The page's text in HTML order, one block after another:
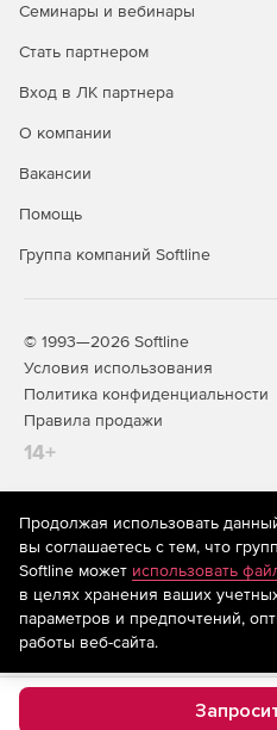
Семинары и вебинары
Стать партнером
Вход в ЛК партнера
О компании
Вакансии
Помощь
Группа компаний Softline
© 1993—2026 Softline
Условия использования
Политика конфиденциальности
Правила продажи
14+
На информационном ресурсе
рекомендательные технологии
предоставления информации на
систематизации и анализа
предпочтениям пользователей
находящихся на территории
Продолжая использовать
вы соглашаетесь с тем, что
Softline может использовать
в целях хранения ваших
параметров и предпочтений,
работы веб-сайта.